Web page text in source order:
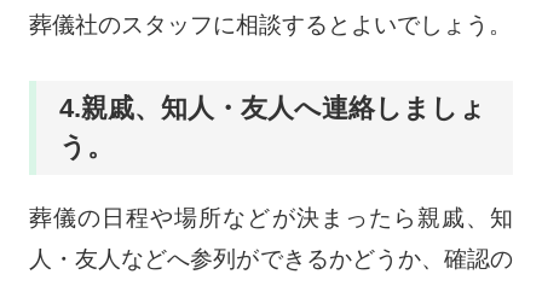
葬儀社のスタッフに相談するとよいでしょう。
4.親戚、知人・友人へ連絡しましょ
う。
葬儀の日程や場所などが決まったら親戚、知
人・友人などへ参列ができるかどうか、確認の